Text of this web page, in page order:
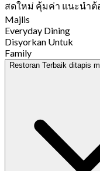
สดใหม่ คุ้มค่า แนะนำต้
Majlis
Everyday Dining
Disyorkan Untuk
Family
Restoran Terbaik ditapis